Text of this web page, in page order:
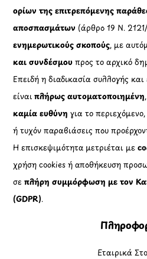
ορίων της επιτρεπόμενης
αποσπασμάτων (άρθρο 19 Ν.
ενημερωτικούς σκοπούς, με
και συνδέσμου προς το αρχικό
Επειδή η διαδικασία συλλογής
είναιπλήρως αυτοματοποιημένη
καμία ευθύνη για το
ή τυχόν παραβιάσεις που
Η επισκεψιμότητα μετριέται με
χρήση cookies ή αποθήκευση
σεπλήρη συμμόρφωση με τον
(GDPR).
Εταιρικά